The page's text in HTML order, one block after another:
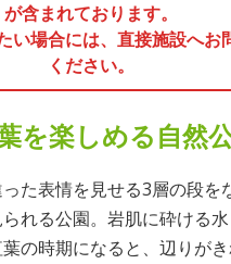
が含まれております。
い場合には、直接施設へお
ください。
を楽しめる自然
た表情を見せる3層の段を
れる公園。岩肌に砕ける
の時期になると、辺りが